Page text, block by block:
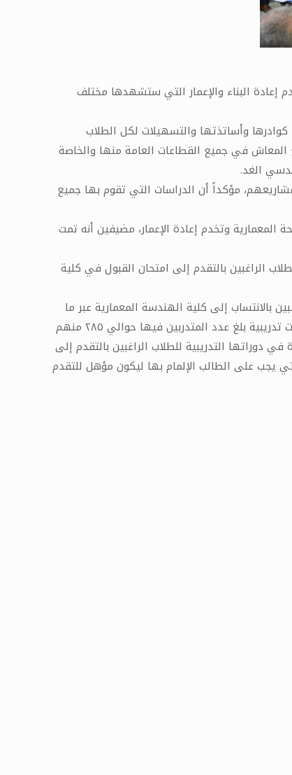
البناء والإعمار التي ستشهدها مختلف
وأساتذتها والتسهيلات لكل الطلاب
المعاش في جميع القطاعات العامة منها والخاصة
الغد.
مؤكداً أن الدراسات التي تقوم بها جميع
وتخدم إعادة الإعمار، مضيفين أنه تمت
الراغبين بالتقدم إلى امتحان القبول في كلية
إلى كلية الهندسة المعمارية عبر ما
يتلقونه من معلومات مهمة في مجال الرسم ‏الهندسي واساسياته على أيدي أساتذة مختصين، وقد أقامت الكلية حتى الآن ٣ دورات تدريبية بلغ عدد المتدربين فيها حوالي ٢٨٥ منهم
ان الكلية مستمرة في دوراتها التدريبية للطلاب الراغبين بالتقدم إلى
يجب على الطالب الإلمام بها ليكون مؤهل للتقدم